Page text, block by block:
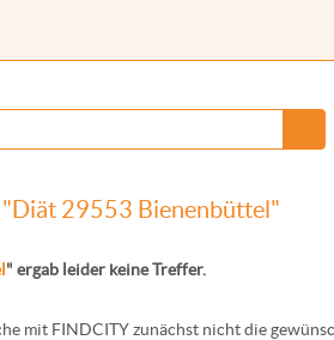
"Diät 29553 Bienenbüttel"
" ergab leider keine Treffer.
mit FINDCITY zunächst nicht die